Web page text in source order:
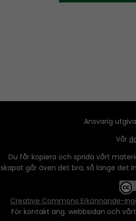
Ansvarig
Vår
Du får kopiera och sprida vårt
går även det bra, så länge
Creative Commons Erkännande-
För kontakt ang. webbsidan och